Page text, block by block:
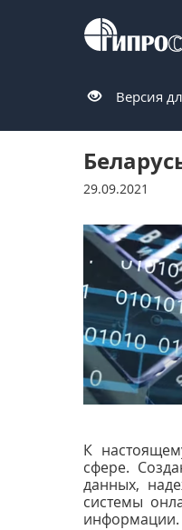
Версия
29.09.2021
К
сфере.
данных,
системы
информации.